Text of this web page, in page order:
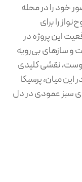
خود را در محله
را برای
این پروژه در
و سازهای بی‌رویه
نقشی کلیدی
این میان، پرسیکا
سبز عمودی در دل